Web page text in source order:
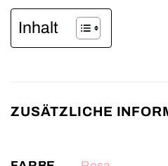
Inhalt
ZUSÄTZLICHE